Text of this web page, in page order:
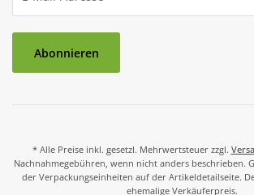
Abonnieren
* Alle Preise inkl. gesetzl. Mehrwertsteuer zzgl.
Nachnahmegebühren, wenn nicht anders beschrieben.
der Verpackungseinheiten auf der Artikeldetailseite.
ehemalige Verkäuferpreis.